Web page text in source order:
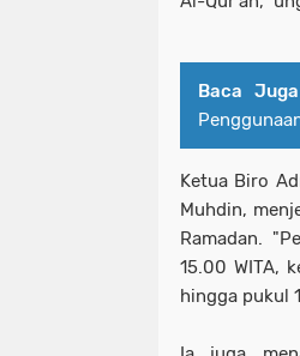
Baca
Ketua Biro
Muhdin,
Ramadan.
15.00 WITA,
hingga pukul